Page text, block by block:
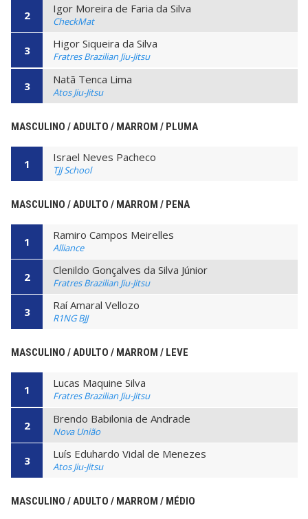
2 Igor Moreira de Faria da Silva
CheckMat
3 Higor Siqueira da Silva
Fratres Brazilian Jiu-Jitsu
3 Natã Tenca Lima
Atos Jiu-Jitsu
MASCULINO / ADULTO / MARROM / PLUMA
1 Israel Neves Pacheco
TJJ School
MASCULINO / ADULTO / MARROM / PENA
1 Ramiro Campos Meirelles
Alliance
2 Clenildo Gonçalves da Silva Júnior
Fratres Brazilian Jiu-Jitsu
3 Raí Amaral Vellozo
R1NG BJJ
MASCULINO / ADULTO / MARROM / LEVE
1 Lucas Maquine Silva
Fratres Brazilian Jiu-Jitsu
2 Brendo Babilonia de Andrade
Nova União
3 Luís Eduhardo Vidal de Menezes
Atos Jiu-Jitsu
MASCULINO / ADULTO / MARROM / MÉDIO